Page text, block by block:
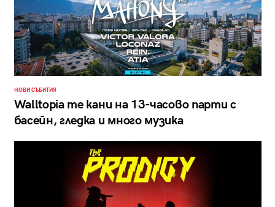
НОВИ СЪБИТИЯ
Walltopia те кани на 13-часово парти с
басейн, гледка и много музика